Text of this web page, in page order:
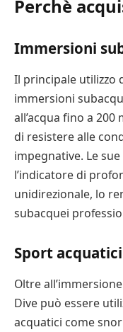
Perchè
Immersioni
Il principale utilizzo
immersioni
all’acqua fino a
di resistere alle
impegnative. Le
l’indicatore di
unidirezionale, lo
subacquei
Sport acquatici
Oltre
Dive può essere
acquatici come